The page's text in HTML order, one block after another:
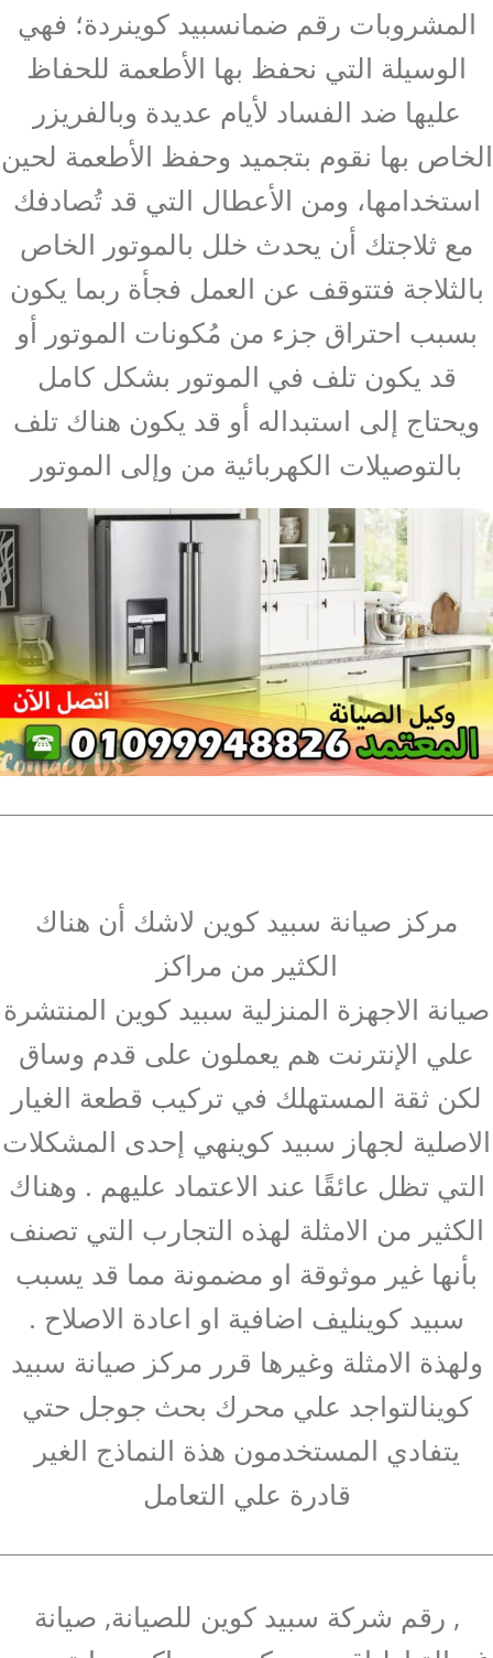
المشروبات رقم ضمانسبيد كوينردة؛ فهي
الوسيلة التي نحفظ بها الأطعمة للحفاظ
عليها ضد الفساد لأيام عديدة وبالفريزر
الخاص بها نقوم بتجميد وحفظ الأطعمة لحين
استخدامها، ومن الأعطال التي قد تُصادفك
مع ثلاجتك أن يحدث خلل بالموتور الخاص
بالثلاجة فتتوقف عن العمل فجأة ربما يكون
بسبب احتراق جزء من مُكونات الموتور أو
قد يكون تلف في الموتور بشكل كامل
ويحتاج إلى استبداله أو قد يكون هناك تلف
بالتوصيلات الكهربائية من وإلى الموتور
مركز صيانة سبيد كوين لاشك أن هناك
الكثير من مراكز
صيانة الاجهزة المنزلية سبيد كوين المنتشرة
علي الإنترنت هم يعملون على قدم وساق
لكن ثقة المستهلك في تركيب قطعة الغيار
الاصلية لجهاز سبيد كوينهي إحدى المشكلات
التي تظل عائقًا عند الاعتماد عليهم . وهناك
الكثير من الامثلة لهذه التجارب التي تصنف
بأنها غير موثوقة او مضمونة مما قد يسبب
سبيد كوينليف اضافية او اعادة الاصلاح .
ولهذة الامثلة وغيرها قرر مركز صيانة سبيد
كوينالتواجد علي محرك بحث جوجل حتي
يتفادي المستخدمون هذة النماذج الغير
قادرة علي التعامل
, رقم شركة سبيد كوين للصيانة, صيانة